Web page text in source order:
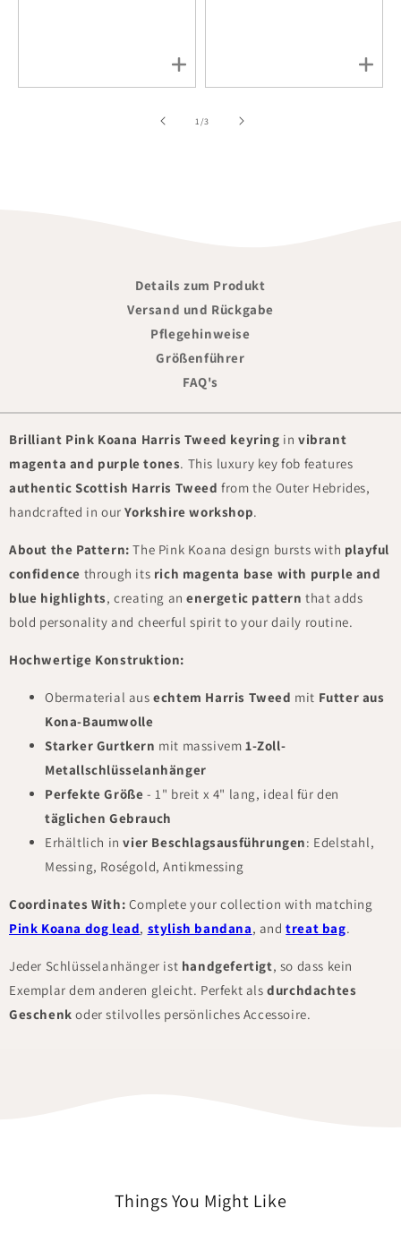
1 /of
3
Details zum Produkt
Versand und Rückgabe
Pflegehinweise
Größenführer
FAQ's
Brilliant Pink Koana Harris Tweed keyring invibrant
magenta and purple tones. This luxury key fob features
authentic Scottish Harris Tweed from the Outer Hebrides,
handcrafted in ourYorkshire workshop.
About the Pattern: The Pink Koana design bursts with playful
confidence through its rich magenta base with purple and
blue highlights, creating anenergetic pattern that adds
bold personality and cheerful spirit to your daily routine.
Hochwertige Konstruktion:
Obermaterial ausechtem Harris Tweed mit Futter aus
Kona-Baumwolle
Starker Gurtkern mit massivem1-Zoll-
Metallschlüsselanhänger
Perfekte Größe - 1" breit x 4" lang, ideal für den
täglichen Gebrauch
Erhältlich invier Beschlagsausführungen: Edelstahl,
Messing, Roségold, Antikmessing
Coordinates With: Complete your collection with matching
Pink Koana dog lead, stylish bandana, andtreat bag.
Jeder Schlüsselanhänger ist handgefertigt, so dass kein
Exemplar dem anderen gleicht. Perfekt alsdurchdachtes
Geschenk oder stilvolles persönliches Accessoire.
Things You Might Like